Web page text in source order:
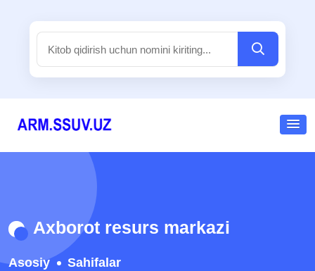
Axborot resurs markazi
Asosiy Sahifalar